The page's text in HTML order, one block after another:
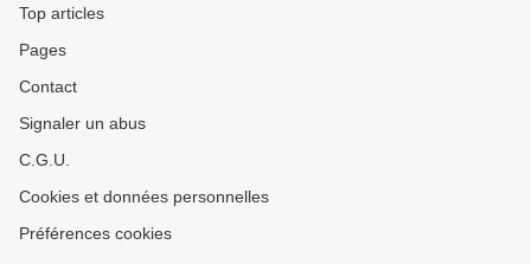
Top articles
Pages
Contact
Signaler un abus
C.G.U.
Cookies et données personnelles
Préférences cookies